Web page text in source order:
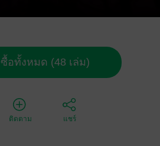
ซื้อทั้งหมด (48 เล่ม)
ติดตาม แชร์